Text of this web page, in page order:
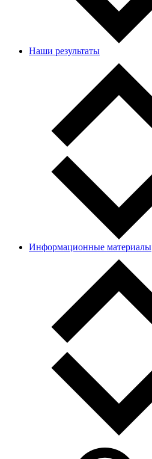
Наши результаты
Информационные материалы